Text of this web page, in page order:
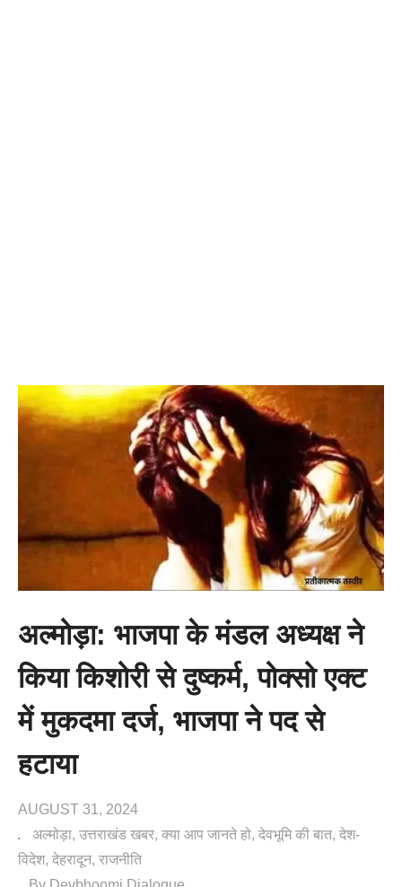
अल्मोड़ा: भाजपा के मंडल अध्यक्ष ने
किया किशोरी से दुष्कर्म, पोक्सो एक्ट
में मुकदमा दर्ज, भाजपा ने पद से
हटाया
AUGUST 31, 2024
अल्मोड़ा उत्तराखंड खबर क्या आप जानते हो देवभूमि की बात देश-
विदेश देहरादून राजनीति